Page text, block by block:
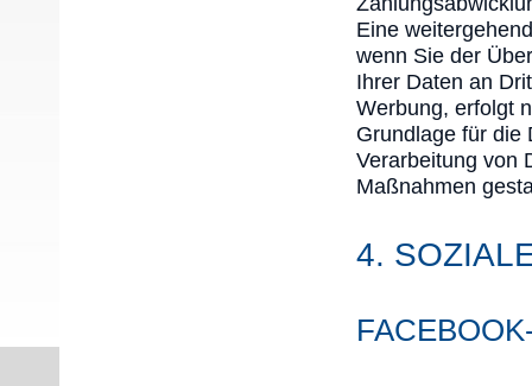
Eine
wenn Sie der
Ihrer Daten an
Werbung, erfolgt
Grundlage für die
Verarbeitung von
Maßnahmen
4.